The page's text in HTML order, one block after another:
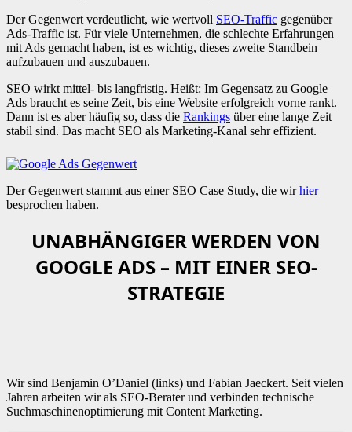
Der Gegenwert verdeutlicht, wie wertvoll SEO-Traffic gegenüber
Ads-Traffic ist. Für viele Unternehmen, die schlechte Erfahrungen
mit Ads gemacht haben, ist es wichtig, dieses zweite Standbein
aufzubauen und auszubauen.
SEO wirkt mittel- bis langfristig. Heißt: Im Gegensatz zu Google
Ads braucht es seine Zeit, bis eine Website erfolgreich vorne rankt.
Dann ist es aber häufig so, dass die Rankings über eine lange Zeit
stabil sind. Das macht SEO als Marketing-Kanal sehr effizient.
Der Gegenwert stammt aus einer SEO Case Study, die wirhier
besprochen haben.
UNABHÄNGIGER WERDEN VON
GOOGLE ADS – MIT EINER SEO-
STRATEGIE
Wir sind Benjamin O’Daniel (links) und Fabian Jaeckert. Seit vielen
Jahren arbeiten wir als SEO-Berater und verbinden technische
Suchmaschinenoptimierung mit Content Marketing.